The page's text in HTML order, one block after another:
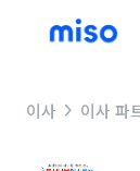
이사 이사 파